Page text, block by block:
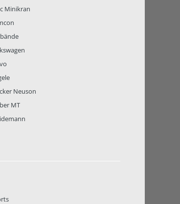
Minikran
Neuson
MT